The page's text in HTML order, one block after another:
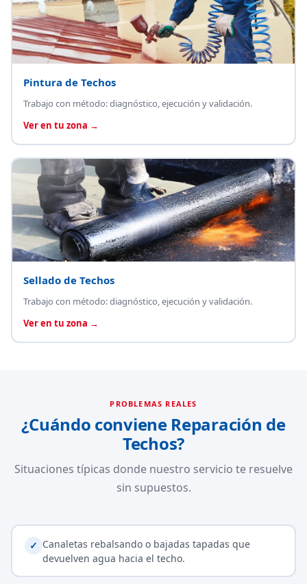
Pintura de Techos
Trabajo con método: diagnóstico, ejecución y validación.
Ver en tu zona →
Sellado de Techos
Trabajo con método: diagnóstico, ejecución y validación.
Ver en tu zona →
PROBLEMAS REALES
¿Cuándo conviene Reparación de
Techos?
Situaciones típicas donde nuestro servicio te resuelve
sin supuestos.
✓ Canaletas rebalsando o bajadas tapadas que
devuelven agua hacia el techo.